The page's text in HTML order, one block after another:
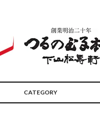
CATEGORY